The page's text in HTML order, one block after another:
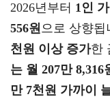
2026년부터 1인
556원으로 상향됩
천원 이상 증가한
는 월 207만 8,316
만 7천원 가까이